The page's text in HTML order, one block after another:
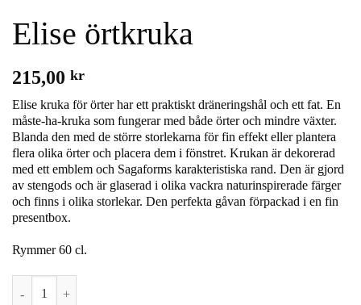
Elise örtkruka
215,00 kr
Elise kruka för örter har ett praktiskt dräneringshål och ett fat. En
måste-ha-kruka som fungerar med både örter och mindre växter.
Blanda den med de större storlekarna för fin effekt eller plantera
flera olika örter och placera dem i fönstret. Krukan är dekorerad
med ett emblem och Sagaforms karakteristiska rand. Den är gjord
av stengods och är glaserad i olika vackra naturinspirerade färger
och finns i olika storlekar. Den perfekta gåvan förpackad i en fin
presentbox.
Rymmer 60 cl.